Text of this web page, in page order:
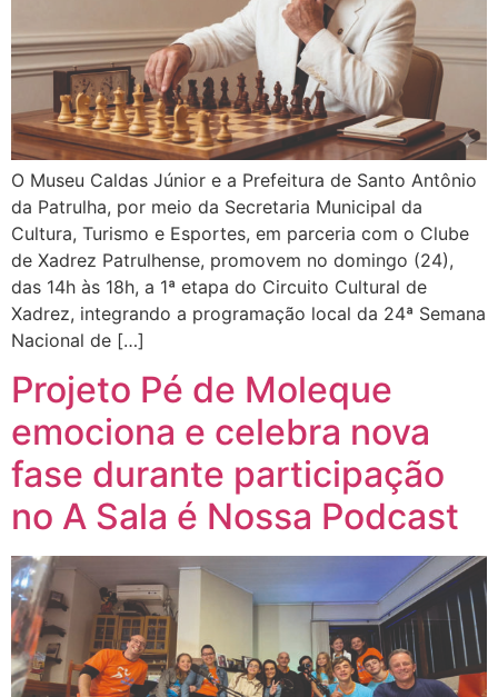
O Museu Caldas Júnior e a Prefeitura de Santo Antônio
da Patrulha, por meio da Secretaria Municipal da
Cultura, Turismo e Esportes, em parceria com o Clube
de Xadrez Patrulhense, promovem no domingo (24),
das 14h às 18h, a 1ª etapa do Circuito Cultural de
Xadrez, integrando a programação local da 24ª Semana
Nacional de […]
Projeto Pé de Moleque
emociona e celebra nova
fase durante participação
no A Sala é Nossa Podcast